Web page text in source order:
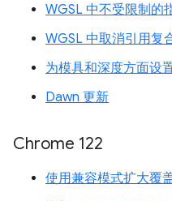
WGSL 中不受限制的
WGSL 中取消引用复
为模具和深度方面设
Dawn 更新
Chrome 122
使用兼容模式扩大覆